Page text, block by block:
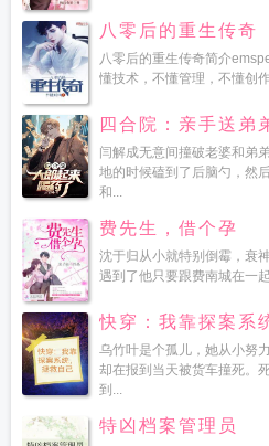
八零后的重生传奇
八零后的重生传奇简介
懂技术，不懂管理，不懂创
四合院：亲手送弟
闫解成无意间撞破老婆和弟
地的时候磕到了后脑勺，然
和...
费先生，借个孕
沈于归从小就特别倒霉，衰
遇到了他只要跟费南城在一
快穿：我靠探案系
乌竹叶是个孤儿，她从小努
却在报到当天被货车撞死。
到...
特凶档案管理员